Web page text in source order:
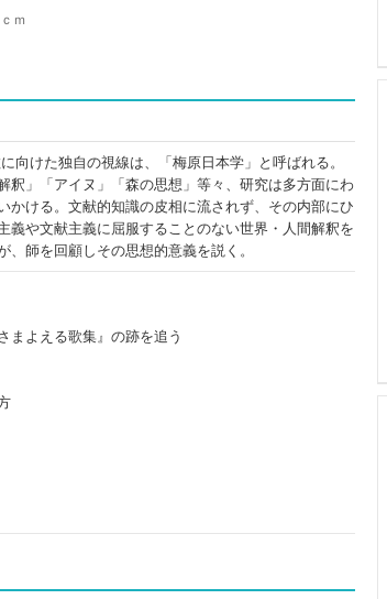
ｍ
向けた独自の視線は、「梅原日本学」と呼ばれる。
釈」「アイヌ」「森の思想」等々、研究は多方面にわ
かける。文献的知識の皮相に流されず、その内部にひ
義や文献主義に屈服することのない世界・人間解釈を
師を回顧しその思想的意義を説く。
まよえる歌集』の跡を追う